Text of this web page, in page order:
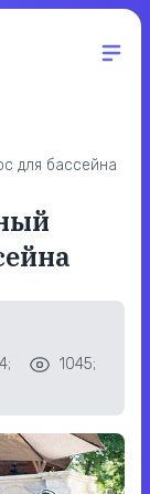
для бассейна
1045;